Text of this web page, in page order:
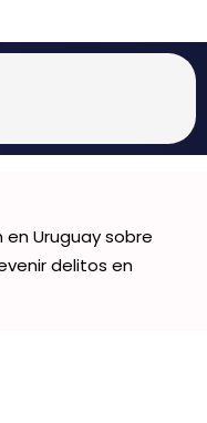
Uruguay sobre
delitos en